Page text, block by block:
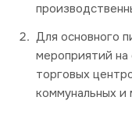
Для основного
мероприятий
торговых
коммунальных и